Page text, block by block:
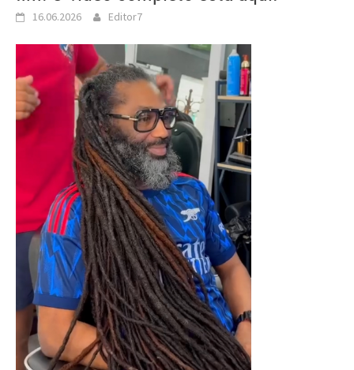
16.06.2026 Editor7